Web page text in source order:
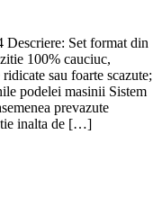
Set format din
100% cauciuc,
sau foarte scazute;
podelei masinii Sistem
prevazute
inalta de […]